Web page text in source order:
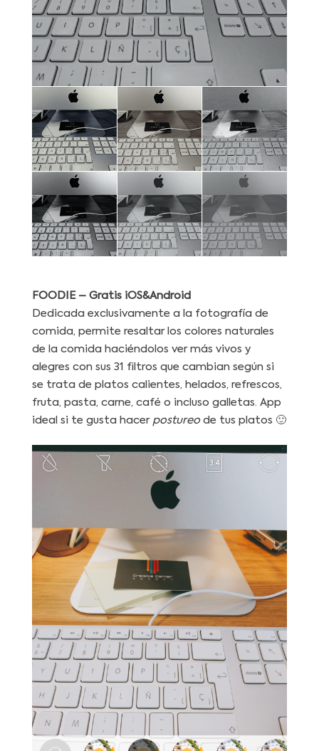
FOODIE– Gratis iOS&Android
Dedicada exclusivamente a la fotografía de
comida, permite resaltar los colores naturales
de la comida haciéndolos ver más vivos y
alegres con sus 31 filtros que cambian según si
se trata de platos calientes, helados, refrescos,
fruta, pasta, carne, café o incluso galletas. App
ideal si te gusta hacer postureode tus platos 🙂